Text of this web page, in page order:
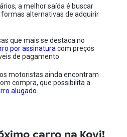
a melhor saída é buscar
alternativas de adquirir
que mais se destaca no
por assinatura com preços
de pagamento.
motoristas ainda encontram
compra, que possibilita a
alugado
carro na Kovi!